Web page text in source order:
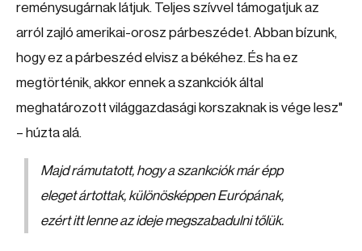
reménysugárnak látjuk. Teljes szívvel támogatjuk az
arról zajló amerikai-orosz párbeszédet. Abban bízunk,
hogy ez a párbeszéd elvisz a békéhez. És ha ez
megtörténik, akkor ennek a szankciók által
meghatározott világgazdasági korszaknak is vége lesz"
– húzta alá.
Majd rámutatott, hogy a szankciók már épp
eleget ártottak, különösképpen Európának,
ezért itt lenne az ideje megszabadulni tőlük.